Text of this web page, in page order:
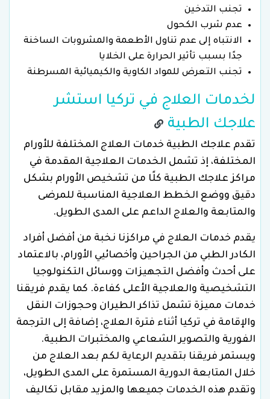
تجنب التدخين
عدم شرب الكحول
الانتباه إلى عدم تناول الأطعمة والمشروبات الساخنة
جدًا بسبب تأثير الحرارة على الخلايا
تجنب التعرض للمواد الكاوية والكيميائية المسرطنة
لخدمات العلاج في تركيا استشر
علاجك الطبية
تقدم علاجك الطبية خدمات العلاج المختلفة للأورام
المختلفة، إذ تشمل الخدمات العلاجية المقدمة في
مراكز علاجك الطبية كلًا من تشخيص الأورام بشكل
دقيق ووضع الخطط العلاجية المناسبة للمرضى
والمتابعة والعلاج الداعم على المدى الطويل.
يقدم خدمات العلاج في مراكزنا نخبة من أفضل أفراد
الكادر الطبي من الجراحين وأخصائيي الأورام، بالاعتماد
على أحدث وأفضل التجهيزات ووسائل التكنولوجيا
التشخيصية والعلاجية الأعلى كفاءة. كما يقدم فريقنا
خدمات مميزة تشمل تذاكر الطيران وحجوزات النقل
والإقامة في تركيا أثناء فترة العلاج، إضافة إلى الترجمة
الفورية والتصوير الشعاعي والمختبرات الطبية.
ويستمر فريقنا بتقديم الرعاية لكم بعد العلاج من
خلال المتابعة الدورية المستمرة على المدى الطويل،
وتقدم هذه الخدمات جميعها والمزيد مقابل تكاليف